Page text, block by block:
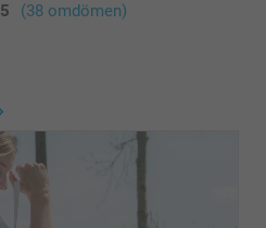
5 (38 omdömen)